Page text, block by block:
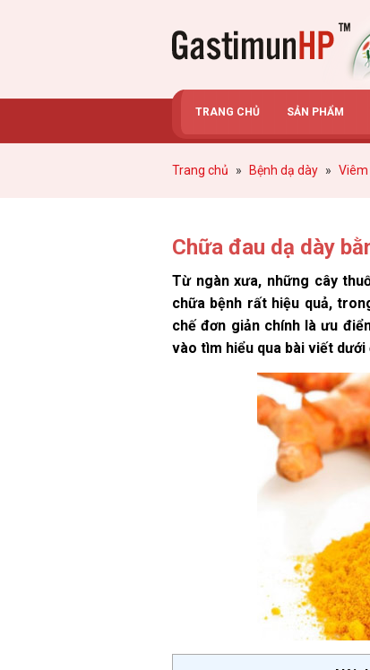
TRANG CHỦ SẢN PHẨM
Trang chủ » Bệnh dạ dày » Viêm
Chữa đau dạ dày
Từ ngàn xưa, những cây
chữa bệnh rất hiệu quả,
chế đơn giản chính là ưu
vào tìm hiểu qua bài viết dưới